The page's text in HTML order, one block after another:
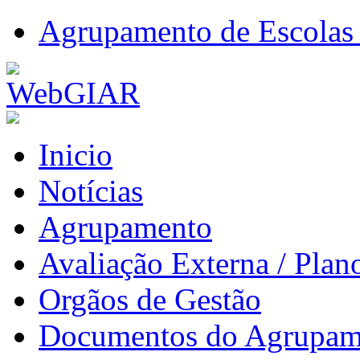
Agrupamento de
Inicio
Notícias
Agrupamento
Avaliação Externa /
Orgãos de Gestão
Documentos do